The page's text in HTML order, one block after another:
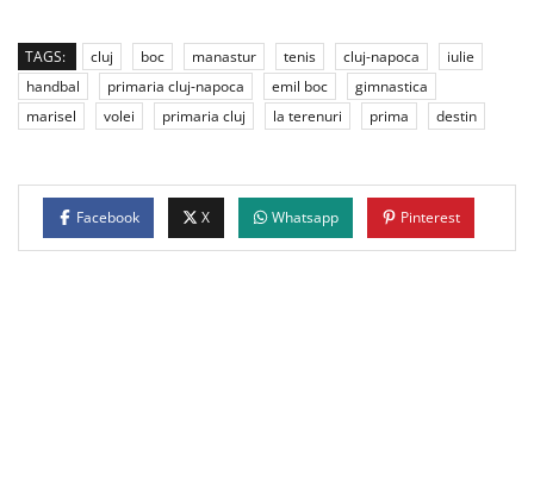
TAGS: cluj boc manastur tenis cluj-napoca
iulie
handbal
primaria cluj-napoca emil boc
gimnastica
marisel
volei primaria cluj la terenuri prima destin
Facebook X Whatsapp Pinterest